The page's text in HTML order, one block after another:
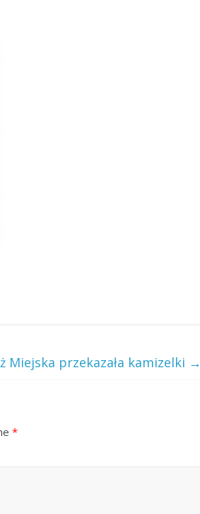
Miejska przekazała kamizelki →
*